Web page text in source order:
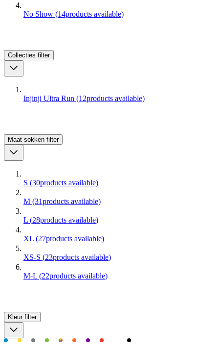
No Show (14products available)
Collecties filter
Injinji Ultra Run (12products available)
Maat sokken filter
S (30products available)
M (31products available)
L (28products available)
XL (27products available)
XS-S (23products available)
M-L (22products available)
Kleur filter